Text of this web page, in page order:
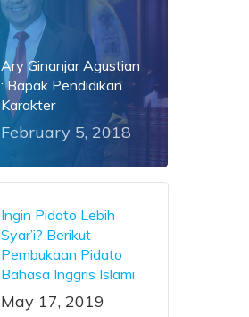
Ary Ginanjar Agustian
: Bapak Pendidikan
Karakter
February 5, 2018
Ingin Pidato Lebih
Syar’i? Berikut
Pembukaan Pidato
Bahasa Inggris Islami
May 17, 2019